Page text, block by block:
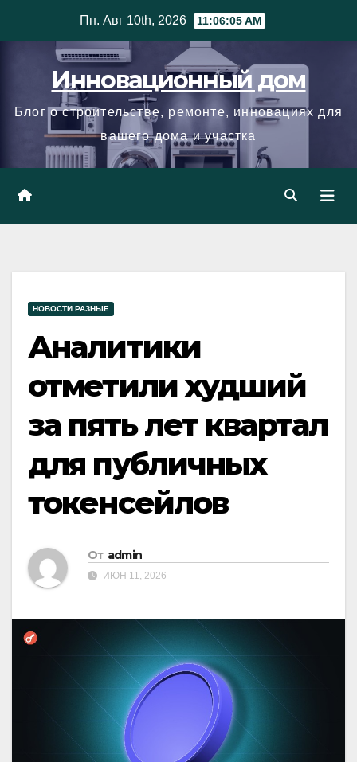
Пн. Авг 10th, 2026 11:06:06 AM
Инновационный дом
Блог о строительстве, ремонте, инновациях для
вашего дома и участка
НОВОСТИ РАЗНЫЕ
Аналитики
отметили худший
за пять лет квартал
для публичных
токенсейлов
От admin
ИЮН 11, 2026